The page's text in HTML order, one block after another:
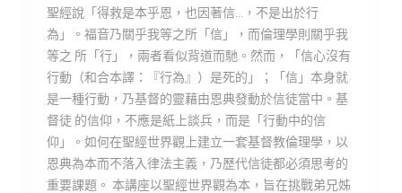
聖經說「得救是本乎恩，也因著信…，不是­出於行
為」。福音乃關乎我等之所「信」，而倫理學則關乎我
等之 所「行」，兩者看似背道而馳。然而，「信心沒有
行動（和合本譯：『行為』）是死的」；­「信」本身就
是一種行動，乃基督的靈藉由恩典發動於信徒當中。基
督徒 的信仰，不應是紙上談兵，而是「行動中的信
仰」。如何在聖經世界觀上建立一套基督教倫­理學，以
恩典為本而不落入律法主義，乃歷代信徒都必須思考的
重要課題。 本講座以聖經世界觀為本，旨在挑戰弟兄姊